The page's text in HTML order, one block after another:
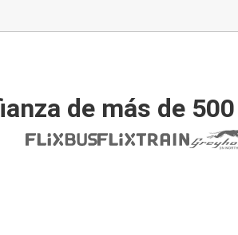
de más de